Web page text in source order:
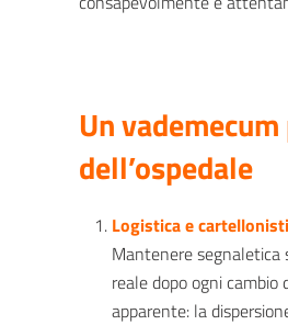
Un
dell’ospedale
Logistica e
Mantenere segnaletica
reale dopo ogni cambio
apparente: la